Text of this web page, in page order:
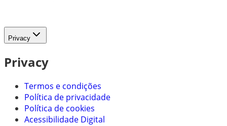
Privacy
Privacy
Termos e condições
Política de privacidade
Política de cookies
Acessibilidade Digital